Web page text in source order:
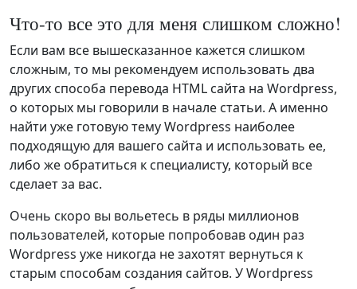
Что-то все это для меня слишком сложно!
Если вам все вышесказанное кажется слишком
сложным, то мы рекомендуем использовать два
других способа перевода HTML сайта на Wordpress,
о которых мы говорили в начале статьи. А именно
найти уже готовую тему Wordpress наиболее
подходящую для вашего сайта и использовать ее,
либо же обратиться к специалисту, который все
сделает за вас.
Очень скоро вы вольетесь в ряды миллионов
пользователей, которые попробовав один раз
Wordpress уже никогда не захотят вернуться к
старым способам создания сайтов. У Wordpress